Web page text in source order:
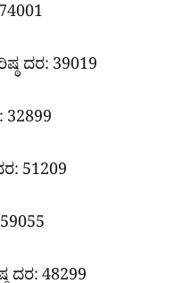
ದರ: 39019
32899
51209